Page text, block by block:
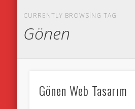
Neler Yaparız
CURRENTLY BROWSING TAG
Gönen
Gönen Web Tasarım